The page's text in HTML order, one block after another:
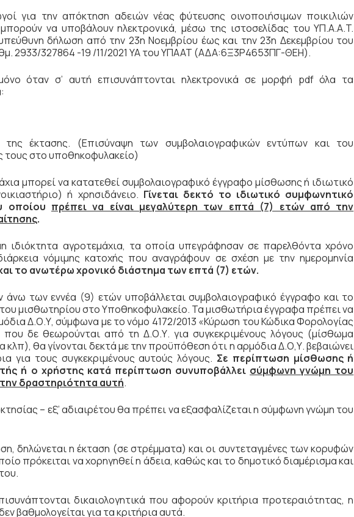
για την απόκτηση αδειών νέας φύτευσης οινοποιήσιμων ποικιλιών
να υποβάλουν ηλεκτρονικά, μέσω της ιστοσελίδας του YΠ.A.A.T.
δήλωση από την 23η Νοεμβρίου έως και την 23η Δεκεμβρίου του
2933/327864 -19 /11/2021 YA του ΥΠΑΑΤ (ΑΔΑ:6Ξ3Ρ4653ΠΓ-ΘΕΗ).
όταν σ’ αυτή επισυνάπτονται ηλεκτρονικά σε μορφή pdf όλα τα
της έκτασης. (Επισύναψη των συμβολαιογραφικών εντύπων και του
τους στο υποθηκοφυλακείο)
μπορεί να κατατεθεί συμβολαιογραφικό έγγραφο μίσθωσης ή ιδιωτικό
ή χρησιδάνειο. Γίνεται δεκτό το ιδιωτικό συμφωνητικό
οποίου πρέπει να είναι μεγαλύτερη των επτά (7) ετών από την
.
ιδιόκτητα αγροτεμάχια, τα οποία υπεγράφησαν σε παρελθόντα χρόνο
νόμιμης κατοχής που αναγράφουν σε σχέση με την ημερομηνία
το ανωτέρω χρονικό διάστημα των επτά (7) ετών.
άνω των εννέα (9) ετών υποβάλλεται συμβολαιογραφικό έγγραφο και το
μισθωτηρίου στο Υποθηκοφυλακείο. Τα μισθωτήρια έγγραφα πρέπει να
Δ.Ο.Υ, σύμφωνα με το νόμο 4172/2013 «Κύρωση του Κώδικα Φορολογίας
δε θεωρούνται από τη Δ.Ο.Υ. για συγκεκριμένους λόγους (μίσθωμα
κλπ), θα γίνονται δεκτά με την προϋπόθεση ότι η αρμόδια Δ.Ο,Υ. βεβαιώνει
για τους συγκεκριμένους αυτούς λόγους. Σε περίπτωση μίσθωσης ή
ή ο χρήστης κατά περίπτωση συνυποβάλλει σύμφωνη γνώμη του
δραστηριότητα αυτή.
– εξ’ αδιαιρέτου θα πρέπει να εξασφαλίζεται η σύμφωνη γνώμη του
δηλώνεται η έκταση (σε στρέμματα) και οι συντεταγμένες των κορυφών
πρόκειται να χορηγηθεί η άδεια, καθώς και το δημοτικό διαμέρισμα και
δικαιολογητικά που αφορούν κριτήρια προτεραιότητας, η
βαθμολογείται για τα κριτήρια αυτά.